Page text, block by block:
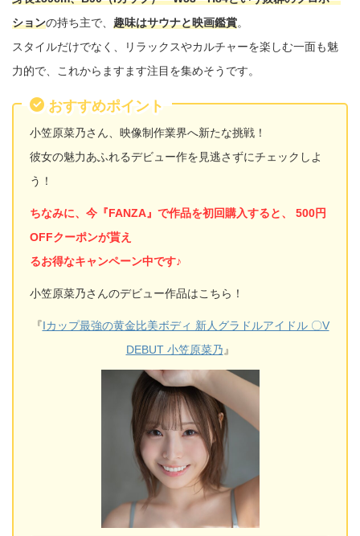
ションの持ち主で、 趣味はサウナと映画鑑賞。
スタイルだけでなく、リラックスやカルチャーを楽しむ一面も魅
力的で、これからますます注目を集めそうです。
おすすめポイント
小笠原菜乃さん、映像制作業界へ新たな挑戦！
彼女の魅力あふれるデビュー作を見逃さずにチェックしよ
う！
ちなみに、今『FANZA』で作品を初回購入すると、 500円
OFFクーポンが貰え
るお得なキャンペーン中です♪
小笠原菜乃さんのデビュー作品はこちら！
『Iカップ最強の黄金比美ボディ 新人グラドルアイドル 〇V
DEBUT 小笠原菜乃 』